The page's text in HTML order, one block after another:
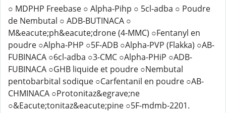
○ MDPHP Freebase ○ Alpha-Pihp ○ 5cl-adba ○ Poudre
de Nembutal ○ ADB-BUTINACA ○
M&eacute;ph&eacute;drone (4-MMC) ○Fentanyl en
poudre ○Alpha-PHP ○5F-ADB ○Alpha-PVP (Flakka) ○AB-
FUBINACA ○6cl-adba ○3-CMC ○Alpha-PHiP ○ADB-
FUBINACA ○GHB liquide et poudre ○Nembutal
pentobarbital sodique ○Carfentanil en poudre ○AB-
CHMINACA ○Protonitaz&egrave;ne
○&Eacute;tonitaz&eacute;pine ○5F-mdmb-2201.